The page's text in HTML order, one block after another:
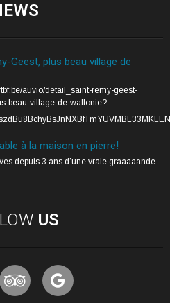
Geest, plus beau village de
auvio/detail_saint-remy-geest-
beau-village-de-wallonie?
à la maison en pierre!
depuis 3 ans d’une vraie graaaaande
US